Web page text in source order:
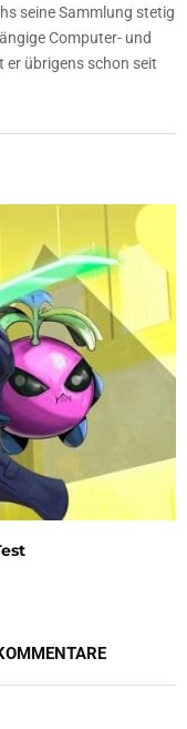
seine Sammlung stetig
Computer- und
er übrigens schon seit